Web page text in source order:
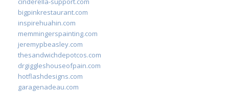
bigpinkrestaurant.com
inspirehuahin.com
memmingerspainting.com
jeremypbeasley.com
thesandwichdepotcos.com
drgiggleshouseofpain.com
hotflashdesigns.com
garagenadeau.com